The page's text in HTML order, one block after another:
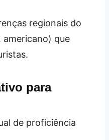
regionais do
americano) que
para
de proficiência